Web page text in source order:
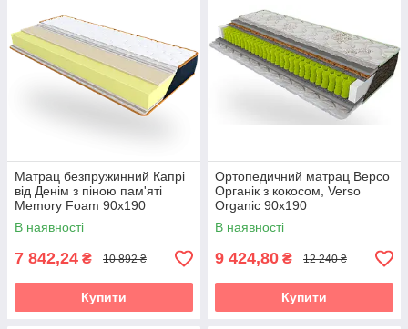
Матрац безпружинний Капрі
від Денім з піною пам'яті
Memory Foam 90х190
В наявності
7 842,24 ₴ 10 892 ₴
Купити
Ортопедичний матрац Версо
Органік з кокосом, Verso
Organic 90х190
В наявності
9 424,80 ₴ 12 240 ₴
Купити